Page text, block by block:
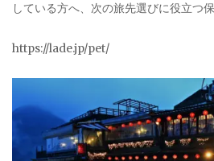
している方へ、次の旅先選びに役立つ
https://lade.jp/pet/